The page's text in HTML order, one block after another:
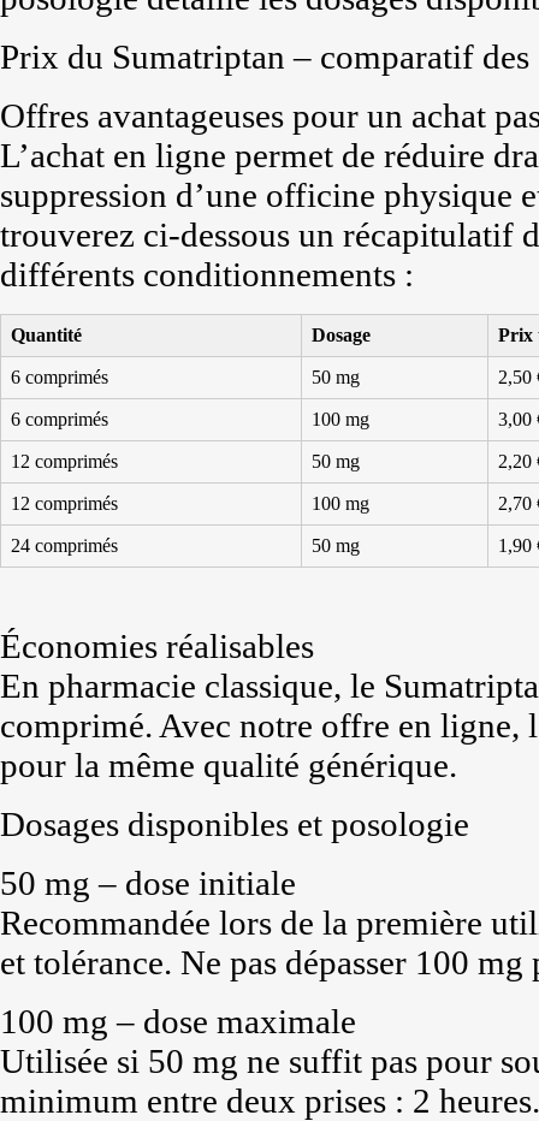
Prix du Sumatriptan – comparatif des
Offres avantageuses pour un achat
L’achat en ligne permet de réduire
suppression d’une officine physique
trouverez ci-dessous un récapitulatif
différents conditionnements :
Quantité Dosage Prix
6 comprimés 50 mg 2,50
6 comprimés 100 mg 3,00
12 comprimés 50 mg 2,20
12 comprimés 100 mg 2,70
24 comprimés 50 mg 1,90
Économies réalisables
En pharmacie classique, le
comprimé. Avec notre offre en ligne,
pour la même qualité générique.
Dosages disponibles et posologie
50 mg – dose initiale
Recommandée lors de la première
et tolérance. Ne pas dépasser 100 mg
100 mg – dose maximale
Utilisée si 50 mg ne suffit pas pour
minimum entre deux prises : 2 heures.